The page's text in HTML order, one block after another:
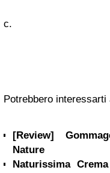
c.
Potrebbero interessarti
[Review]
Nature
Naturissima